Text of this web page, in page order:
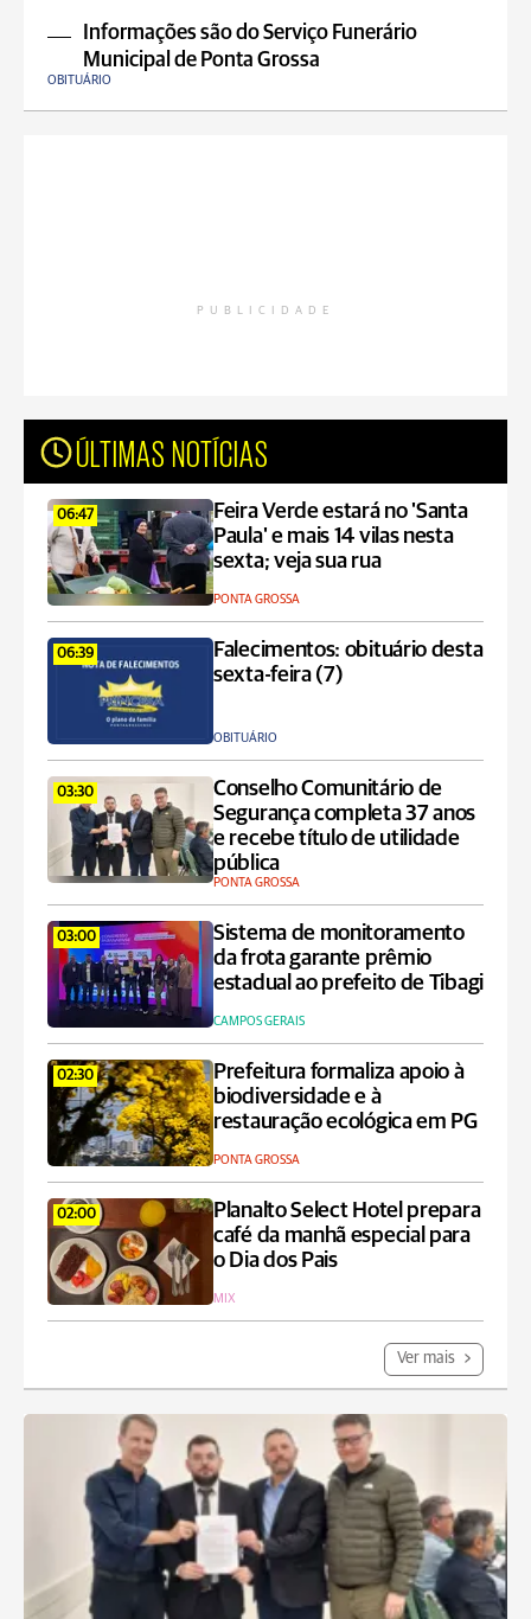
Informações são do Serviço Funerário
Municipal de Ponta Grossa
OBITUÁRIO
PUBLICIDADE
ÚLTIMAS NOTÍCIAS
06:47
Feira Verde estará no 'Santa
Paula' e mais 14 vilas nesta
sexta; veja sua rua
PONTA GROSSA
06:39
Falecimentos: obituário desta
sexta-feira (7)
OBITUÁRIO
03:30
Conselho Comunitário de
Segurança completa 37 anos
e recebe título de utilidade
pública
PONTA GROSSA
03:00
Sistema de monitoramento
da frota garante prêmio
estadual ao prefeito de Tibagi
CAMPOS GERAIS
02:30
Prefeitura formaliza apoio à
biodiversidade e à
restauração ecológica em PG
PONTA GROSSA
02:00
Planalto Select Hotel prepara
café da manhã especial para
o Dia dos Pais
MIX
Ver mais